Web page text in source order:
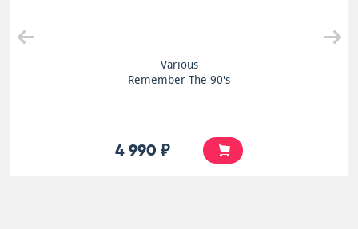
Remember The 90's
4 990 ₽